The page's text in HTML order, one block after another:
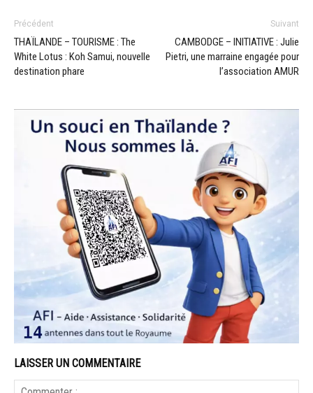
Précédent
THAÏLANDE – TOURISME : The
White Lotus : Koh Samui, nouvelle
destination phare
Suivant
CAMBODGE – INITIATIVE : Julie
Pietri, une marraine engagée pour
l’association AMUR
LAISSER UN COMMENTAIRE